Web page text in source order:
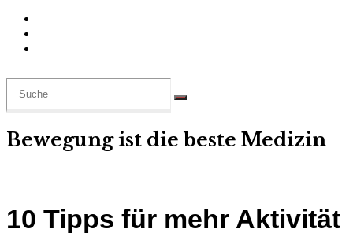
Bewegung ist die beste Medizin
10 Tipps für mehr Aktivität